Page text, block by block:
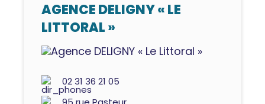
AGENCE DELIGNY « LE
LITTORAL »
02 31 36 21 05